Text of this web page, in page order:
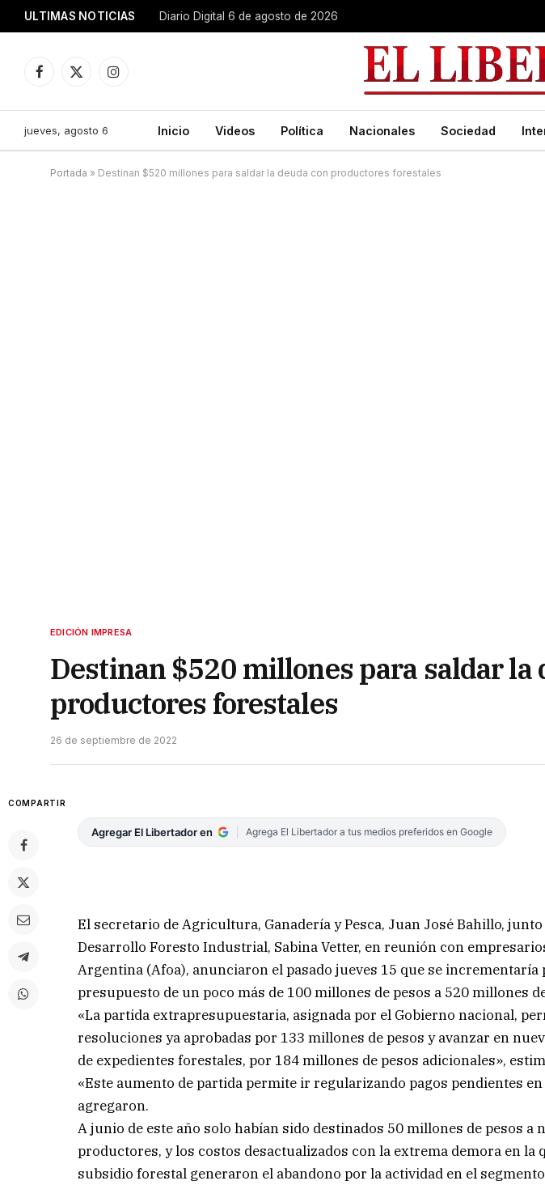
ULTIMAS NOTICIAS Diario Digital 6 de agosto de 2026
Facebook
X
Instagram
jueves, agosto 6 Inicio Videos Política Nacionales Sociedad
Portada » Destinan $520 millones para saldar la deuda con productores forestales
EDICIÓN IMPRESA
Destinan $520 millones para saldar la
productores forestales
26 de septiembre de 2022
COMPARTIR
Agregar El Libertador en Agrega El Libertador a tus medios preferidos en Google
El secretario de Agricultura, Ganadería y Pesca, Juan José Bahillo,
Desarrollo Foresto Industrial, Sabina Vetter, en reunión con
Argentina (Afoa), anunciaron el pasado jueves 15 que se incrementaría
presupuesto de un poco más de 100 millones de pesos a 520 millones
«La partida extrapresupuestaria, asignada por el Gobierno nacional,
resoluciones ya aprobadas por 133 millones de pesos y avanzar en
de expedientes forestales, por 184 millones de pesos adicionales»,
«Este aumento de partida permite ir regularizando pagos pendientes
agregaron.
A junio de este año solo habían sido destinados 50 millones de pesos a
productores, y los costos desactualizados con la extrema demora en la
subsidio forestal generaron el abandono por la actividad en el